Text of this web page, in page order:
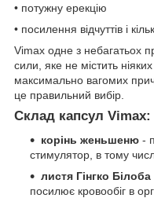
• потужну ерекцію
• посилення відчуттів і
Vimax одне з небагатьох
сили, яке не містить
максимально вагомих
це правильний вибір.
Склад капсул Vimax:
корінь женьшеню -
стимулятор, в тому
листя Гінгко Білоба
посилює кровообіг в